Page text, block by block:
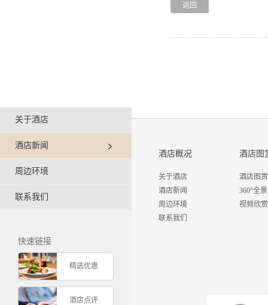
返回
关于酒店
酒店新闻
周边环境
联系我们
快速链接
精选优惠
酒店点评
酒店概况
关于酒店
酒店新闻
周边环境
联系我们
酒店图
酒店图赏
360°全景
视频欣赏